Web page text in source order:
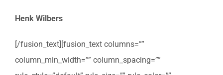
Henk Wilbers
[/fusion_text][fusion_text columns=””
column_min_width=”” column_spacing=””